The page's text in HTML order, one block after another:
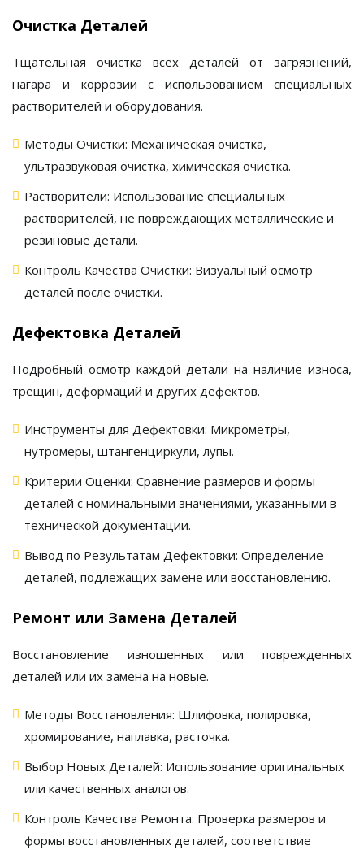
Очистка Деталей
Тщательная очистка всех деталей от загрязнений,
нагара и коррозии с использованием специальных
растворителей и оборудования.
Методы Очистки: Механическая очистка,
ультразвуковая очистка, химическая очистка.
Растворители: Использование специальных
растворителей, не повреждающих металлические и
резиновые детали.
Контроль Качества Очистки: Визуальный осмотр
деталей после очистки.
Дефектовка Деталей
Подробный осмотр каждой детали на наличие износа,
трещин, деформаций и других дефектов.
Инструменты для Дефектовки: Микрометры,
нутромеры, штангенциркули, лупы.
Критерии Оценки: Сравнение размеров и формы
деталей с номинальными значениями, указанными в
технической документации.
Вывод по Результатам Дефектовки: Определение
деталей, подлежащих замене или восстановлению.
Ремонт или Замена Деталей
Восстановление изношенных или поврежденных
деталей или их замена на новые.
Методы Восстановления: Шлифовка, полировка,
хромирование, наплавка, расточка.
Выбор Новых Деталей: Использование оригинальных
или качественных аналогов.
Контроль Качества Ремонта: Проверка размеров и
формы восстановленных деталей, соответствие